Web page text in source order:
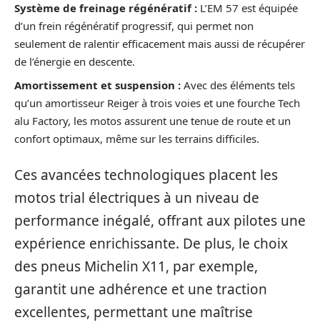
Système de freinage régénératif : L’EM 57 est équipée
d’un frein régénératif progressif, qui permet non
seulement de ralentir efficacement mais aussi de récupérer
de l’énergie en descente.
Amortissement et suspension : Avec des éléments tels
qu’un amortisseur Reiger à trois voies et une fourche Tech
alu Factory, les motos assurent une tenue de route et un
confort optimaux, même sur les terrains difficiles.
Ces avancées technologiques placent les
motos trial électriques à un niveau de
performance inégalé, offrant aux pilotes une
expérience enrichissante. De plus, le choix
des pneus Michelin X11, par exemple,
garantit une adhérence et une traction
excellentes, permettant une maîtrise